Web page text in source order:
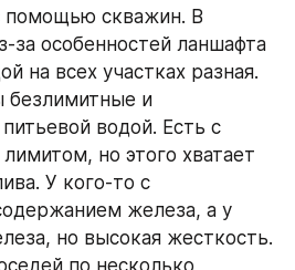
помощью скважин. В
за особенностей ланшафта
на всех участках разная.
безлимитные и
водой. Есть с
но этого хватает
У кого-то с
железа, а у
но высокая жесткость.